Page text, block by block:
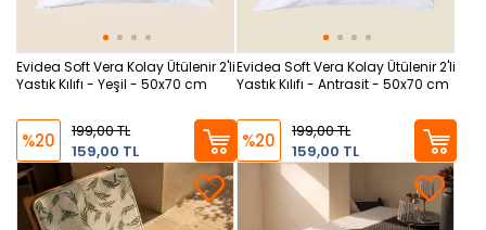
Evidea Soft Vera Kolay Ütülenir 2'li
Yastık Kılıfı - Yeşil - 50x70 cm
%20
199,00 TL
159,00 TL
Evidea Soft Vera Kolay Ütülenir 2'li
Yastık Kılıfı - Antrasit - 50x70 cm
%20
199,00 TL
159,00 TL